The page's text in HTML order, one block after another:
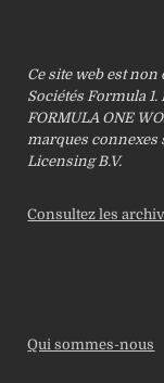
Ce site web est non
Sociétés Formula 1.
FORMULA ONE
marques connexes
Licensing B.V.
Consultez les
Qui sommes-nous